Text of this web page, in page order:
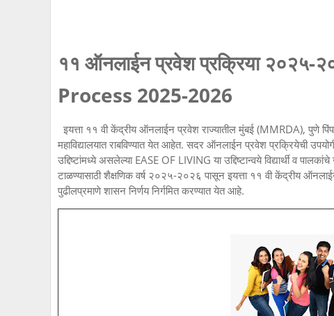
११ ऑनलाईन प्रवेश प्रक्रिया
Process 2025-2026
इयत्ता ११ वी केंद्रीय ऑनलाईन प्रवेश राज्यातील मुंबई (MMRDA), पुणे
महाविद्यालयात राबविण्यात येत आहेत. सदर ऑनलाईन प्रवेश प्रक्रियेची
उद्दिष्टांमध्ये असलेल्या EASE OF LIVING या उद्दिष्टान्वये विद्यार्थी व
टाळण्यासाठी शैक्षणिक वर्ष २०२५-२०२६ पासून इयत्ता ११ वी केंद्रीय ऑनलाईन
पुढीलप्रमाणे शासन निर्णय निर्गमित करण्यात येत आहे.